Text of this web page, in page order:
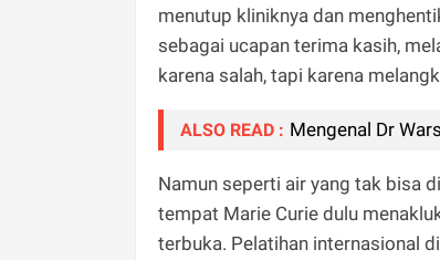
menutup kliniknya dan
sebagai ucapan terima kasih,
karena salah, tapi karena
ALSO READ : Mengenal Dr
Namun seperti air yang tak bisa
tempat Marie Curie dulu
terbuka. Pelatihan internasional